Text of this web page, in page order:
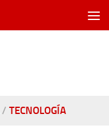
/ TECNOLOGÍA